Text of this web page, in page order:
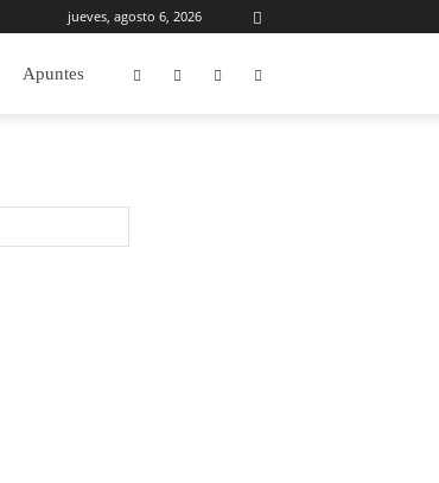
jueves, agosto 6, 2026
Apuntes